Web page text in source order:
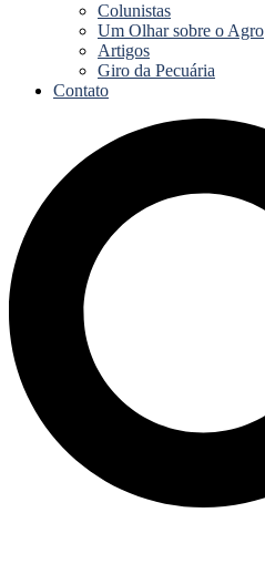
Colunistas
Um Olhar sobre o Agro
Artigos
Giro da Pecuária
Contato